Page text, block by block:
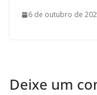
6 de outubro de
Deixe um